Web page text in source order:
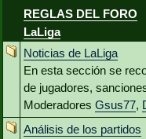
REGLAS DEL FORO
LaLiga
Noticias de LaLiga
En esta sección se
de jugadores,
Moderadores Gsus77,
Análisis de los partidos